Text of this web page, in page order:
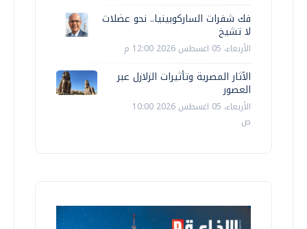
فك شفرات الساركوبينيا.. نحو عضلات
لا تشيخ
الأربعاء، 05 اغسطس 2026 12:00 م
الآثار المصرية وتأثيرات الزلازل عبر
العصور
الأربعاء، 05 اغسطس 2026 10:00
ص